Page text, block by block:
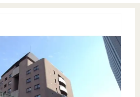
す
探す
本社地
ニュース
閉じる